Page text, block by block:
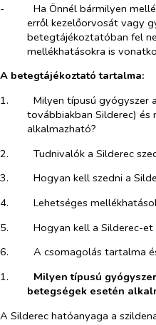
-​
Ha Önnél bármilyen
erről kezelőorvosát vagy
betegtájékoztatóban fel
mellékhatásokra is
A betegtájékoztató tartalma:
1.​
Milyen típusú gyógyszer a
továbbiakban Silderec) és
alkalmazható?
2.​
Tudnivalók a Silderec
3.​
Hogyan kell szedni a
4.​
Lehetséges
5.​
Hogyan kell a Silderec-et
6.​
A csomagolás tartalma
1.​
Milyen típusú
betegségek esetén
A Silderec hatóanyaga a